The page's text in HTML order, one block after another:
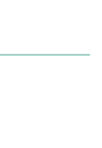
ます。